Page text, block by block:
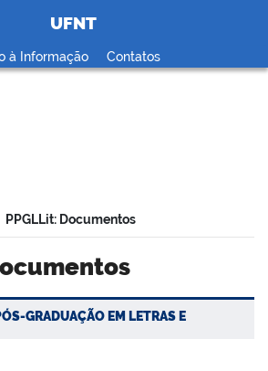
UFNT
à Informação Contatos
PPGLLit: Documentos
GRADUAÇÃO EM LETRAS E